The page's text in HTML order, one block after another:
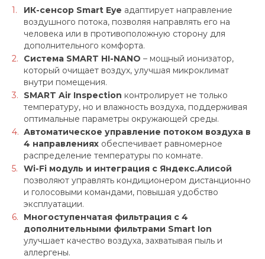
ИК-сенсор Smart Eye адаптирует направление
воздушного потока, позволяя направлять его на
человека или в противоположную сторону для
дополнительного комфорта.
Система SMART HI-NANO – мощный ионизатор,
который очищает воздух, улучшая микроклимат
внутри помещения.
SMART Air Inspection контролирует не только
температуру, но и влажность воздуха, поддерживая
оптимальные параметры окружающей среды.
Автоматическое управление потоком воздуха в
4 направлениях обеспечивает равномерное
распределение температуры по комнате.
Wi-Fi модуль и интеграция с Яндекс.Алисой
позволяют управлять кондиционером дистанционно
и голосовыми командами, повышая удобство
эксплуатации.
Многоступенчатая фильтрация с 4
дополнительными фильтрами Smart Ion
улучшает качество воздуха, захватывая пыль и
аллергены.